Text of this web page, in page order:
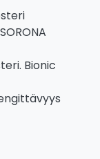
Bionic